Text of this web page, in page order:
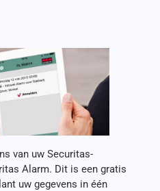
van uw Securitas-
Alarm. Dit is een gratis
uw gegevens in één